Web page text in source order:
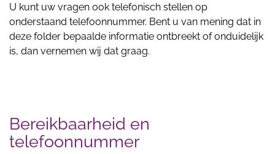
U kunt uw vragen ook telefonisch stellen op
onderstaand telefoonnummer. Bent u van mening dat in
deze folder bepaalde informatie ontbreekt of onduidelijk
is, dan vernemen wij dat graag.
Bereikbaarheid en
telefoonnummer